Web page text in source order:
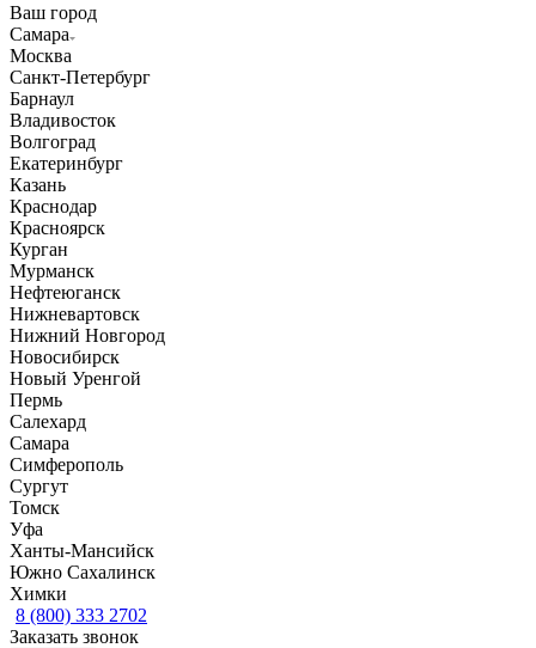
Ваш город
Самара
Москва
Санкт-Петербург
Барнаул
Владивосток
Волгоград
Екатеринбург
Казань
Краснодар
Красноярск
Курган
Мурманск
Нефтеюганск
Нижневартовск
Нижний Новгород
Новосибирск
Новый Уренгой
Пермь
Салехард
Самара
Симферополь
Сургут
Томск
Уфа
Ханты-Мансийск
Южно Сахалинск
Химки
8 (800) 333 2702
Заказать звонок